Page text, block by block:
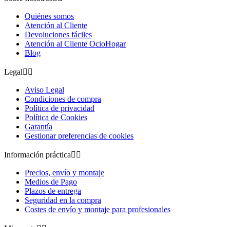
Quiénes somos
Atención al Cliente
Devoluciones fáciles
Atención al Cliente OcioHogar
Blog
Legal 
Aviso Legal
Condiciones de compra
Política de privacidad
Política de Cookies
Garantía
Gestionar preferencias de cookies
Información práctica 
Precios, envío y montaje
Medios de Pago
Plazos de entrega
Seguridad en la compra
Costes de envío y montaje para profesionales